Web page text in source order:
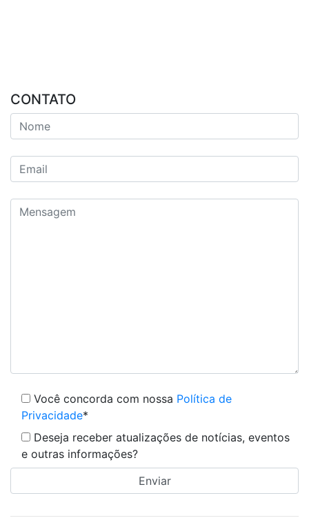
CONTATO
Você concorda com nossa Política de
Privacidade*
Deseja receber atualizações de notícias, eventos
e outras informações?